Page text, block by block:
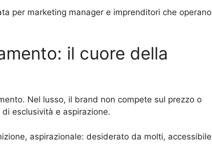
per marketing manager e imprenditori che operano
il cuore della
Nel lusso, il brand non compete sul prezzo o
esclusività e aspirazione.
aspirazionale: desiderato da molti, accessibile